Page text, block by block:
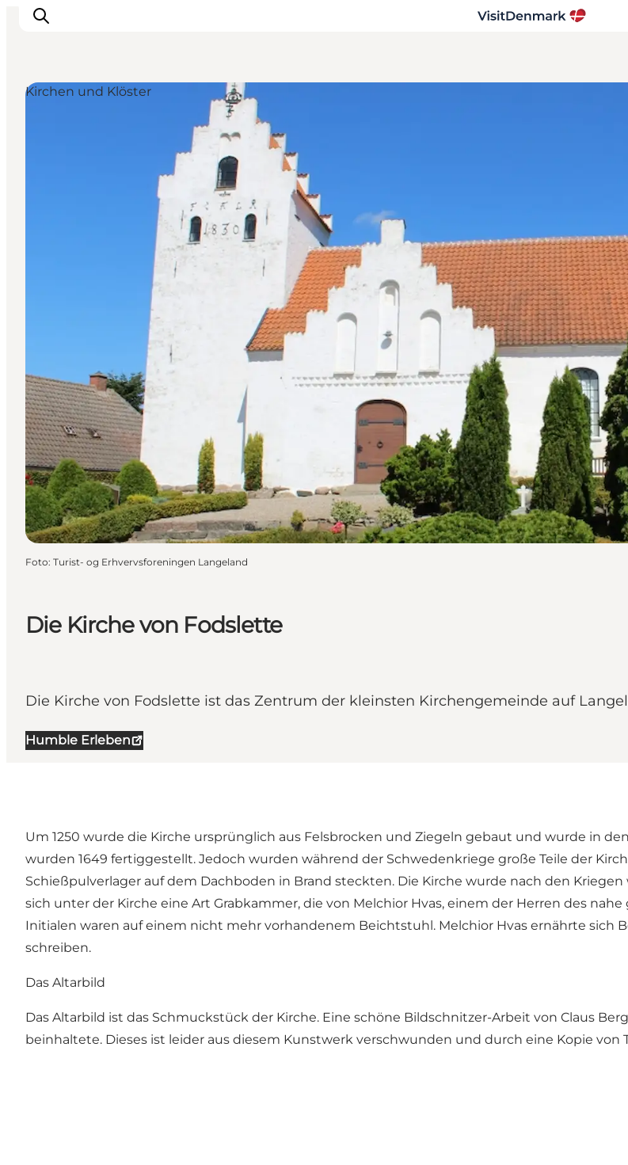
Die Kirche von Fodslette
Die Kirche von Fodslette ist das Zentrum der kleinsten Kirchengemeinde auf
Humble Erleben
Kirchen und Klöster
Foto: Turist- og Erhvervsforeningen Langeland
Um 1250 wurde die Kirche ursprünglich aus Felsbrocken und Ziegeln gebaut und wurde in
wurden 1649 fertiggestellt. Jedoch wurden während der Schwedenkriege große Teile der
Schießpulverlager auf dem Dachboden in Brand steckten. Die Kirche wurde nach den
sich unter der Kirche eine Art Grabkammer, die von Melchior Hvas, einem der Herren des
Initialen waren auf einem nicht mehr vorhandenem Beichtstuhl. Melchior Hvas ernährte sich
schreiben.
Das Altarbild
Das Altarbild ist das Schmuckstück der Kirche. Eine schöne Bildschnitzer-Arbeit von Claus
beinhaltete. Dieses ist leider aus diesem Kunstwerk verschwunden und durch eine Kopie von